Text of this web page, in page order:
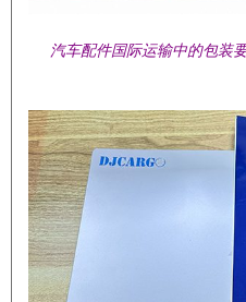
汽车配件国际运输中的包装